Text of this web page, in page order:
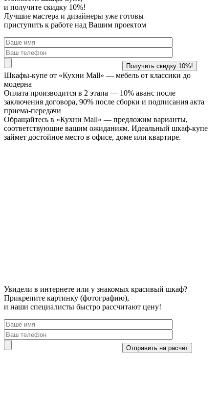
и получите скидку 10%!
Лучшие мастера и дизайнеры уже готовы
приступить к работе над Вашим проектом
Шкафы-купе от «Кухни Mall» — мебель от классики до
модерна
Оплата производится в 2 этапа — 10% аванс после
заключения договора, 90% после сборки и подписания акта
приема-передачи
Обращайтесь в «Кухни Mall» — предложим варианты,
соответствующие вашим ожиданиям. Идеальный шкаф-купе
займет достойное место в офисе, доме или квартире.
Увидели в интернете или у знакомых красивый шкаф?
Прикрепите картинку (фотографию),
и наши специалисты быстро рассчитают цену!